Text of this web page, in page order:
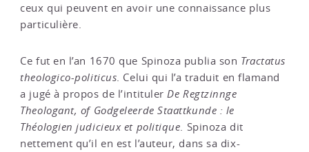
ceux qui peuvent en avoir une connaissance plus
particulière.
Ce fut en l’an 1670 que Spinoza publia son Tractatus
theologico-politicus. Celui qui l’a traduit en flamand
a jugé à propos de l’intitulerDe Regtzinnge
Theologant, of Godgeleerde Staattkunde : le
Théologien judicieux et politique. Spinoza dit
nettement qu’il en est l’auteur, dans sa dix-